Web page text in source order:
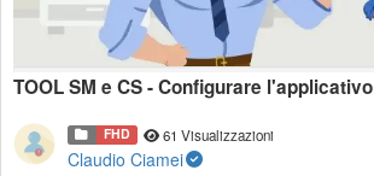
TOOL SM e CS - Configurare l'applicativo
FHD 61 Visualizzazioni
Claudio Ciamei